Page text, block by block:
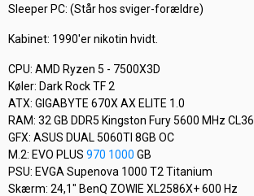
Sleeper PC: (Står hos sviger-forældre)
Kabinet: 1990'er nikotin hvidt.
CPU: AMD Ryzen 5 - 7500X3D
Køler: Dark Rock TF 2
ATX: GIGABYTE 670X AX ELITE 1.0
RAM: 32 GB DDR5 Kingston Fury 5600 MHz CL36
GFX: ASUS DUAL 5060TI 8GB OC
M.2: EVO PLUS 970 1000 GB
PSU: EVGA Supenova 1000 T2 Titanium
Skærm: 24,1" BenQ ZOWIE XL2586X+ 600 Hz